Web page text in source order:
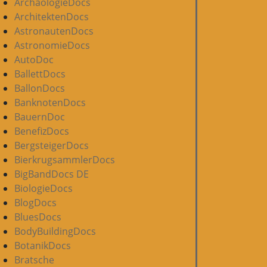
ArchitektenDocs
AstronautenDocs
AstronomieDocs
AutoDoc
BallettDocs
BallonDocs
BanknotenDocs
BauernDoc
BenefizDocs
BergsteigerDocs
BierkrugsammlerDocs
BigBandDocs DE
BiologieDocs
BlogDocs
BluesDocs
BodyBuildingDocs
BotanikDocs
Bratsche